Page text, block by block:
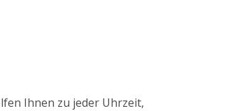
Ihnen zu jeder Uhrzeit,